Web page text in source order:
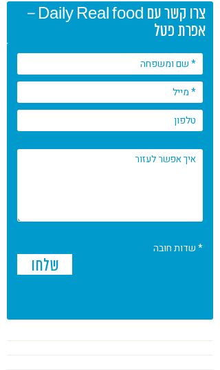
צרו קשר עם Daily Real food –
אפרת פטל
* שדות חובה